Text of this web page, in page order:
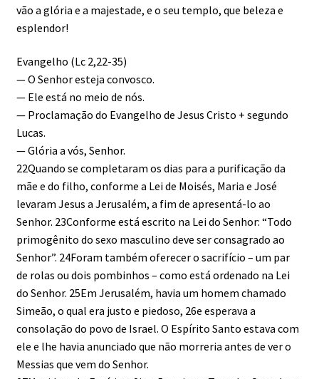
vão a glória e a majestade, e o seu templo, que beleza e
esplendor!
Evangelho (Lc 2,22-35)
— O Senhor esteja convosco.
— Ele está no meio de nós.
— Proclamação do Evangelho de Jesus Cristo + segundo
Lucas.
— Glória a vós, Senhor.
22Quando se completaram os dias para a purificação da
mãe e do filho, conforme a Lei de Moisés, Maria e José
levaram Jesus a Jerusalém, a fim de apresentá-lo ao
Senhor. 23Conforme está escrito na Lei do Senhor: “Todo
primogênito do sexo masculino deve ser consagrado ao
Senhor”. 24Foram também oferecer o sacrifício – um par
de rolas ou dois pombinhos – como está ordenado na Lei
do Senhor. 25Em Jerusalém, havia um homem chamado
Simeão, o qual era justo e piedoso, 26e esperava a
consolação do povo de Israel. O Espírito Santo estava com
ele e lhe havia anunciado que não morreria antes de ver o
Messias que vem do Senhor.